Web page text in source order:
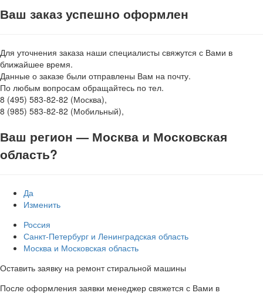
Ваш заказ успешно оформлен
Для уточнения заказа наши специалисты свяжутся с Вами в
ближайшее время.
Данные о заказе были отправлены Вам на почту.
По любым вопросам обращайтесь по тел.
8 (495) 583-82-82 (Москва),
8 (985) 583-82-82 (Мобильный),
Ваш регион — Москва и Московская
область?
Да
Изменить
Россия
Санкт-Петербург и Ленинградская область
Москва и Московская область
Оставить заявку на ремонт стиральной машины
После оформления заявки менеджер свяжется с Вами в